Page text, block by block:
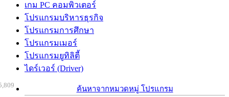
เกม PC คอมพิวเตอร์
โปรแกรมบริหารธุรกิจ
โปรแกรมการศึกษา
โปรแกรมเมอร์
โปรแกรมยูทิลิตี้
ไดร์เวอร์ (Driver)
ค้นหาจากหมวดหมู่ โปรแกรม